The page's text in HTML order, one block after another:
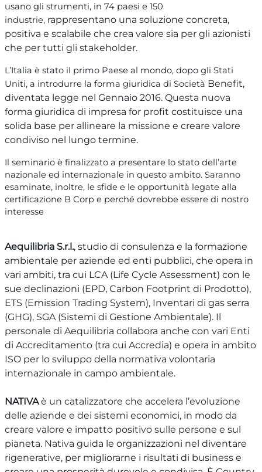
usano gli strumenti, in 74 paesi e 150
industrie, rappresentano una soluzione concreta,
positiva e scalabile che crea valore sia per gli azionisti
che per tutti gli stakeholder.
L’Italia è stato il primo Paese al mondo, dopo gli Stati
Uniti, a introdurre la forma giuridica di Società Benefit,
diventata legge nel Gennaio 2016. Questa nuova
forma giuridica di impresa for profit costituisce una
solida base per allineare la missione e creare valore
condiviso nel lungo termine.
Il seminario è finalizzato a presentare lo stato dell’arte
nazionale ed internazionale in questo ambito. Saranno
esaminate, inoltre, le sfide e le opportunità legate alla
certificazione B Corp e perché dovrebbe essere di nostro
interesse
Aequilibria S.r.l., studio di consulenza e la formazione
ambientale per aziende ed enti pubblici, che opera in
vari ambiti, tra cui LCA (Life Cycle Assessment) con le
sue declinazioni (EPD, Carbon Footprint di Prodotto),
ETS (Emission Trading System), Inventari di gas serra
(GHG), SGA (Sistemi di Gestione Ambientale). Il
personale di Aequilibria collabora anche con vari Enti
di Accreditamento (tra cui Accredia) e opera in ambito
ISO per lo sviluppo della normativa volontaria
internazionale in campo ambientale.
NATIVAè un catalizzatore che accelera l’evoluzione
delle aziende e dei sistemi economici, in modo da
creare valore e impatto positivo sulle persone e sul
pianeta. Nativa guida le organizzazioni nel diventare
rigenerative, per migliorarne i risultati di business e